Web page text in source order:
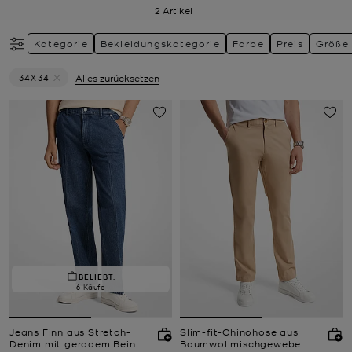
2 Artikel
Kategorie Bekleidungskategorie Farbe Preis Größe
34X34
Alles zurücksetzen
BELIEBT.
6 Käufe
Jeans Finn aus Stretch-
Denim mit geradem Bein
Slim-fit-Chinohose aus
Baumwollmischgewebe